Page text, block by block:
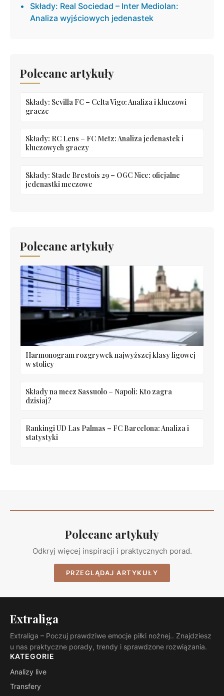
Składy: Real Sociedad – Inter Mediolan:
Analiza wyjściowych jedenastek
Polecane artykuły
Składy: Sevilla FC – Celta Vigo: Analiza i kluczowi
gracze
Składy: RC Lens – FC Metz: Analiza jedenastek i
kluczowych graczy
Składy: Stade Brestois 29 – OGC Nice: oficjalne
jedenastki meczowe
Polecane artykuły
Harmonogram rozgrywek najwyższej klasy ligowej
w stolicy
Składy na mecz Sassuolo – Napoli: Kto zagra
dzisiaj?
Rankingi UD Las Palmas – FC Barcelona: Analiza i
statystyki
Polecane artykuły
Odkryj więcej inspiracji i praktycznych porad.
PRZEGLĄDAJ ARTYKUŁY
Extraliga
Extraliga – Poczuj prawdziwe emocje piłki nożnej.. Znajdziesz
u nas praktyczne porady, trendy i sprawdzone rozwiązania.
KATEGORIE
Analizy live
Transfery